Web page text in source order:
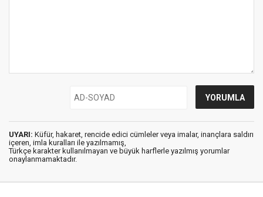
UYARI: Küfür, hakaret, rencide edici cümleler veya imalar, inançlara saldırı
içeren, imla kuralları ile yazılmamış,
Türkçe karakter kullanılmayan ve büyük harflerle yazılmış yorumlar
onaylanmamaktadır.